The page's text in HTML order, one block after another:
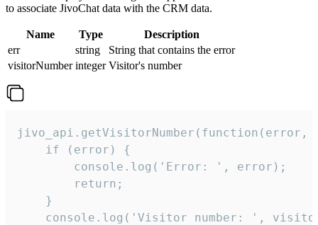
to associate JivoChat data with the CRM data.
Name Type
Description
err
string
String that contains the error
visitorNumber integer Visitor's number
jivo_api.getVisitorNumber(function(error,
    if (error) {
        console.log('Error: ', error);
        return;
    }
console.log('Visitor number: ',